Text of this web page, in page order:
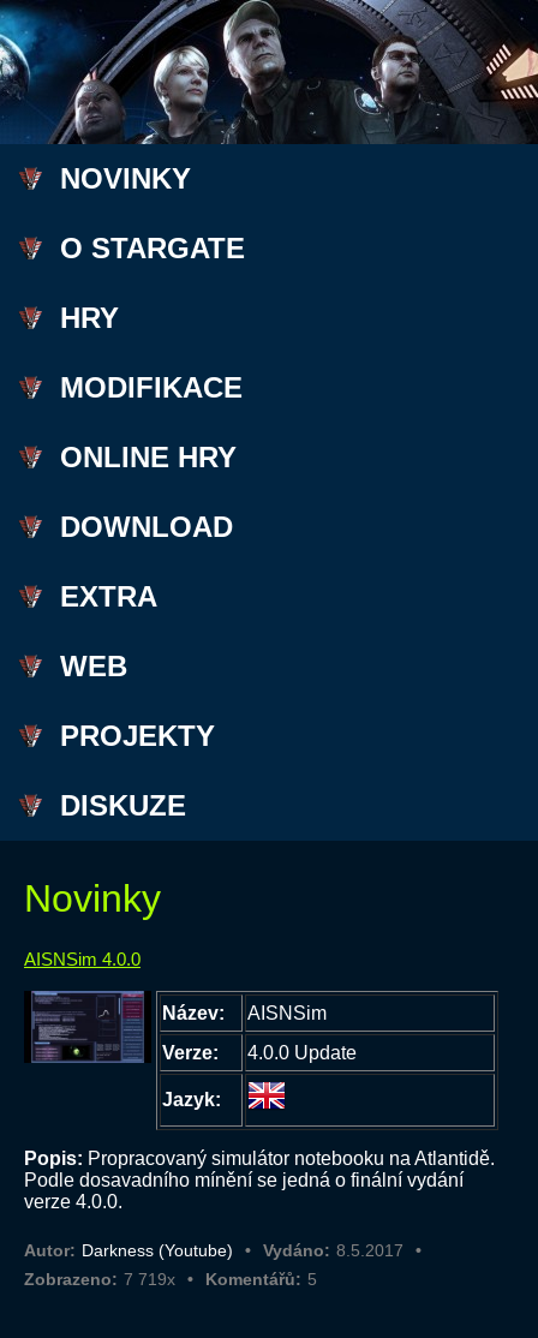
NOVINKY
O STARGATE
HRY
MODIFIKACE
ONLINE HRY
DOWNLOAD
EXTRA
WEB
PROJEKTY
DISKUZE
Novinky
AISNSim 4.0.0
Název:
AISNSim
Verze:
4.0.0 Update
Jazyk:
Popis: Propracovaný simulátor notebooku na Atlantidě.
Podle dosavadního mínění se jedná o finální vydání
verze 4.0.0.
Autor: Darkness (Youtube) Vydáno: 8.5.2017
Zobrazeno: 7 719x Komentářů: 5